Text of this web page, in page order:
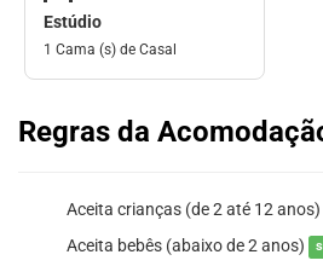
Estúdio
1 Cama (s) de Casal
Regras da
Aceita crianças (de 2 até 12 anos)
Aceita bebês (abaixo de 2 anos)